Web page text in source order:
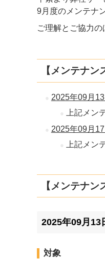
9月度のメンテナ
ご理解とご協力の
【メンテナン
2025年09月
上記メン
2025年09月
上記メン
【メンテナン
2025年09月13
対象